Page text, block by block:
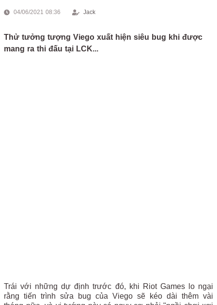
04/06/2021 08:36 Jack
Thử tưởng tượng Viego xuất hiện siêu bug khi được
mang ra thi đấu tại LCK...
Trái với những dự định trước đó, khi Riot Games lo ngại
rằng tiến trình sửa bug của Viego sẽ kéo dài thêm vài